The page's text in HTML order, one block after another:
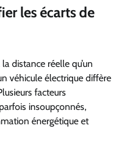
les écarts de
distance réelle qu’un
véhicule électrique diffère
facteurs
insoupçonnés,
énergétique et